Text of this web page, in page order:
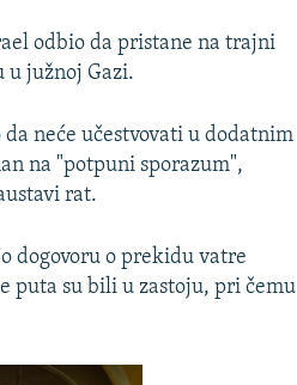
odbio da pristane na trajni
u južnoj Gazi.
neće učestvovati u dodatnim
na "potpuni sporazum",
rat.
dogovoru o prekidu vatre
puta su bili u zastoju, pri čemu